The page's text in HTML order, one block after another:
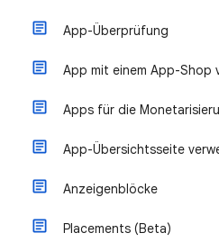
App-Überprüfung
App mit einem App-Shop
Apps für die
App-Übersichtsseite
Anzeigenblöcke
Placements (Beta)